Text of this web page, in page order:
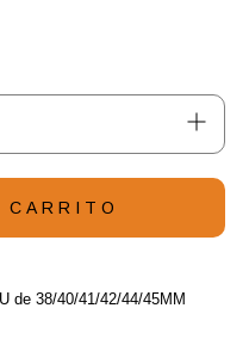
de 38/40/41/42/44/45MM